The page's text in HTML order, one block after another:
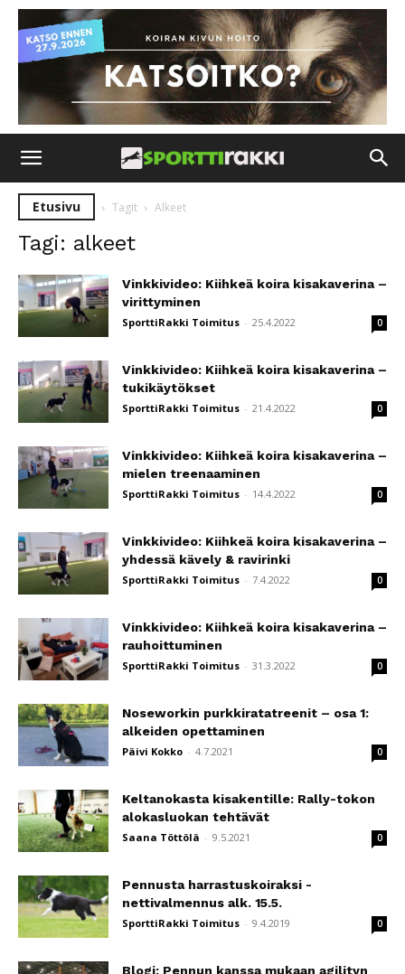
Etusivu Tagit Alkeet
Tagi: alkeet
Vinkkivideo: Kiihkeä koira kisakaverina –
virittyminen
SporttiRakki Toimitus - 25.4.2022 0
Vinkkivideo: Kiihkeä koira kisakaverina –
tukikäytökset
SporttiRakki Toimitus - 21.4.2022 0
Vinkkivideo: Kiihkeä koira kisakaverina –
mielen treenaaminen
SporttiRakki Toimitus - 14.4.2022 0
Vinkkivideo: Kiihkeä koira kisakaverina –
yhdessä kävely & ravirinki
SporttiRakki Toimitus - 7.4.2022 0
Vinkkivideo: Kiihkeä koira kisakaverina –
rauhoittuminen
SporttiRakki Toimitus - 31.3.2022 0
Noseworkin purkkiratatreenit – osa 1:
alkeiden opettaminen
Päivi Kokko - 4.7.2021 0
Keltanokasta kisakentille: Rally-tokon
alokasluokan tehtävät
Saana Töttölä - 9.5.2021 0
Pennusta harrastuskoiraksi -
nettivalmennus alk. 15.5.
SporttiRakki Toimitus - 9.4.2019 0
Blogi: Pennun kanssa mukaan agilityn